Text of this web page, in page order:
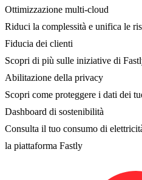
Ottimizzazione multi-cloud
Riduci la complessità e unifica le
Fiducia dei clienti
Scopri di più sulle iniziative di
Abilitazione della privacy
Scopri come proteggere i dati dei
Dashboard di sostenibilità
Consulta il tuo consumo di
la piattaforma Fastly